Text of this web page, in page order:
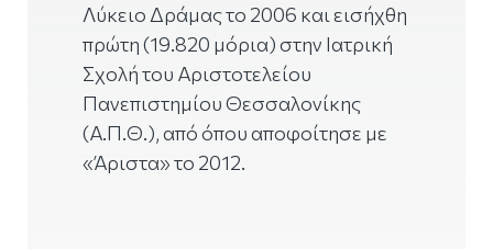
Λύκειο Δράμας το 2006 και εισήχθη
πρώτη (19.820 μόρια) στην Ιατρική
Σχολή του Αριστοτελείου
Πανεπιστημίου Θεσσαλονίκης
(Α.Π.Θ.), από όπου αποφοίτησε με
«Άριστα» το 2012.